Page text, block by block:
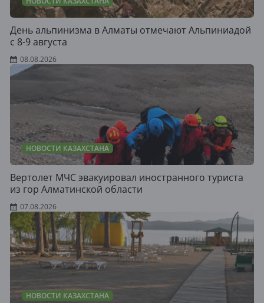
День альпинизма в Алматы отмечают Альпиниадой
с 8-9 августа
08.08.2026
НОВОСТИ КАЗАХСТАНА
Вертолет МЧС эвакуировал иностранного туриста
из гор Алматинской области
07.08.2026
НОВОСТИ КАЗАХСТАНА